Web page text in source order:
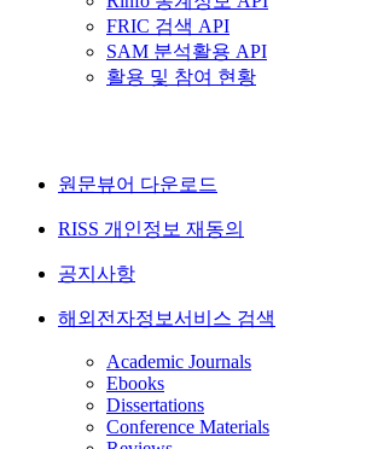
FRIC 검색 API
SAM 분석활용 API
활용 및 참여 현황
원문뷰어 다운로드
RISS 개인정보 재동의
공지사항
해외전자정보서비스 검색
Academic Journals
Ebooks
Dissertations
Conference Materials